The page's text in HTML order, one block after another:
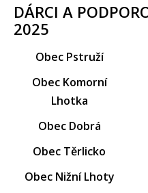
DÁRCI A
2025
Obec Pstruží
Obec Komorní
Lhotka
Obec Dobrá
Obec Těrlicko
Obec Nižní Lhoty